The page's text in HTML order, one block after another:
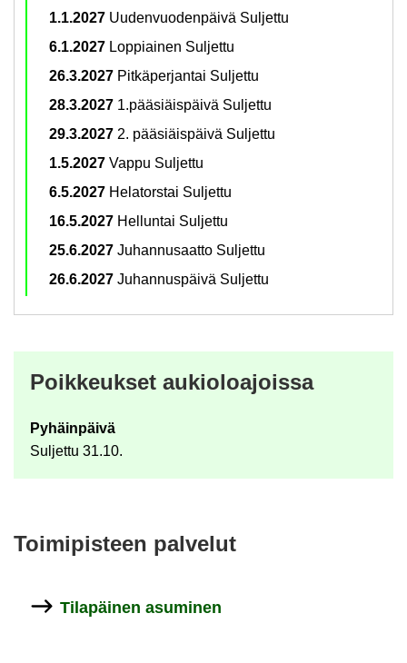
1.1.2027 Uu­den­vuo­den­päi­vä Sul­jet­tu
6.1.2027 Lop­piai­nen Sul­jet­tu
26.3.2027 Pit­kä­per­jan­tai Sul­jet­tu
28.3.2027 1.pää­siäis­päi­vä Sul­jet­tu
29.3.2027 2. pää­siäis­päi­vä Sul­jet­tu
1.5.2027 Vappu Sul­jet­tu
6.5.2027 He­la­tors­tai Sul­jet­tu
16.5.2027 Hel­lun­tai Sul­jet­tu
25.6.2027 Ju­han­nusaat­to Sul­jet­tu
26.6.2027 Ju­han­nus­päi­vä Sul­jet­tu
Poik­keuk­set au­kio­loa­jois­sa
Py­häin­päi­vä
Sul­jet­tu 31.10.
Toi­mi­pis­teen pal­ve­lut
Ti­la­päi­nen asu­mi­nen